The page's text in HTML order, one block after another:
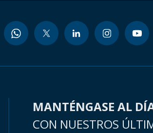
MANTÉNGASE AL
CON NUESTROS